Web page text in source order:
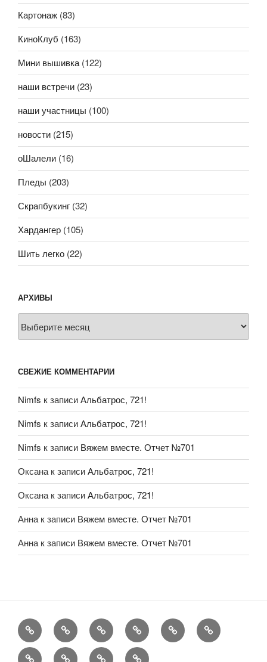
Картонаж (83)
КиноКлуб (163)
Мини вышивка(122)
наши встречи (23)
наши участницы (100)
новости (215)
оШалели (16)
Пледы (203)
Скрапбукинг (32)
Хардангер (105)
Шить легко (22)
АРХИВЫ
СВЕЖИЕ КОММЕНТАРИИ
Nimfs к записиАльбатрос, 721!
Nimfs к записиАльбатрос, 721!
Nimfs к записи Вяжем вместе. Отчет №701
Оксанак записиАльбатрос, 721!
Оксанак записиАльбатрос, 721!
Аннак записи Вяжем вместе. Отчет №701
Аннак записи Вяжем вместе. Отчет №701
FAQ Рукоделие
А
еще
Мы КонкурсыОбменник
ХвастаемсяСтатьи Aukara User